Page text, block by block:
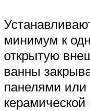
минимум к
открытую
ванны
панелями
керамической